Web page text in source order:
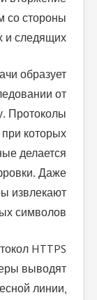
со стороны
и следящих.
образует
от
Протоколы
которых
делается
Даже
извлекают
символов.
HTTPS
выводят
линии,